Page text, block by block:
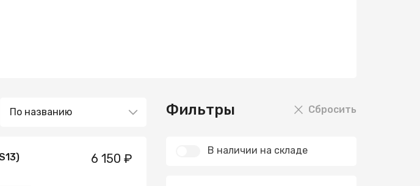
6 150 ₽
Фильтры Сбросить
В наличии на складе